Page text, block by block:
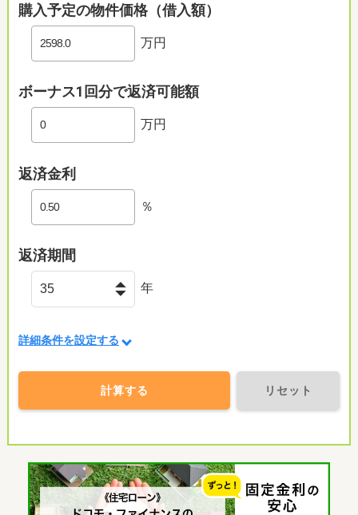
購入予定の物件価格（借入額）
万円
ボーナス1回分で返済可能額
万円
返済金利
％
返済期間
年
詳細条件を設定する
計算する リセット